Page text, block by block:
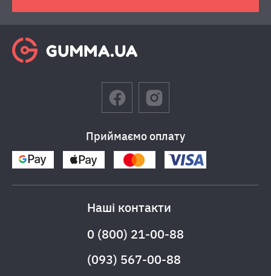
Приймаємо оплату
Наші контакти
0 (800) 21-00-88
(093) 567-00-88